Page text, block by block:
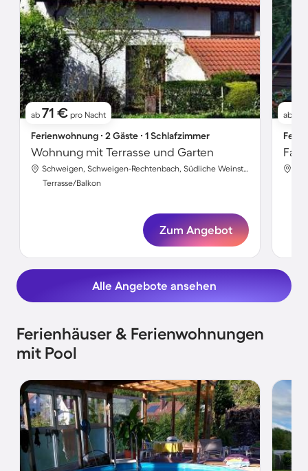
ab 71 € pro Nacht
Ferienwohnung ∙ 2 Gäste ∙ 1 Schlafzimmer
Wohnung mit Terrasse und Garten
Schweigen, Schweigen-Rechtenbach, Südliche Weinstraße
Terrasse/Balkon
Zum Angebot
ab
Alle Angebote ansehen
Ferienhäuser & Ferienwohnungen
mit Pool